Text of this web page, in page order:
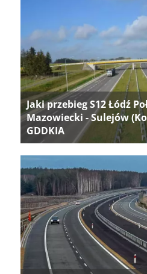
Jaki przebieg S12 Łódź
Mazowiecki - Sulejów
GDDKIA